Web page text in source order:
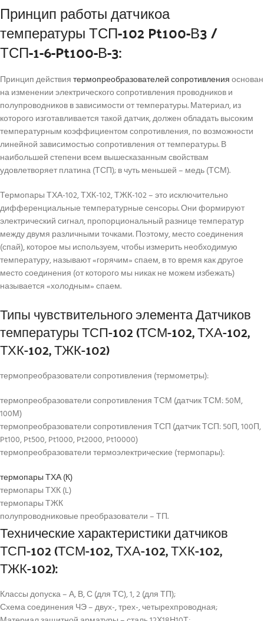
Принцип работы датчикоа
температуры ТСП-102 Pt100-В3 /
ТСП-1-6-Pt100-В-3:
Принцип действиятермопреобразователей сопротивленияоснован
на изменении электрического сопротивления проводников и
полупроводников в зависимости от температуры. Материал, из
которого изготавливается такой датчик, должен обладать высоким
температурным коэффициентом сопротивления, по возможности
линейной зависимостью сопротивления от температуры. В
наибольшей степени всем вышесказанным свойствам
удовлетворяет платина (ТСП); в чуть меньшей – медь (ТСМ).
Термопары ТХА-102, ТХК-102, ТЖК-102 – это исключительно
дифференциальные температурные сенсоры. Они формируют
электрический сигнал, пропорциональный разнице температур
между двумя различными точками. Поэтому, место соединения
(спай), которое мы используем, чтобы измерить необходимую
температуру, называют «горячим» спаем, в то время как другое
место соединения (от которого мы никак не можем избежать)
называется «холодным» спаем.
Типы чувствительного элемента Датчиков
температуры ТСП-102 (ТСМ-102, ТХА-102,
ТХК-102, ТЖК-102)
термопреобразователи сопротивления (термометры):
термопреобразователи сопротивления ТСМ (датчик ТСМ: 50М,
100М)
термопреобразователи сопротивления ТСП (датчик ТСП: 50П, 100П,
Pt100, Pt500, Pt1000, Pt2000, Pt10000)
термопреобразователи термоэлектрические (термопары):
термопары ТХА (К)
термопары ТХК (L)
термопары ТЖК
полупроводниковые преобразователи – ТП.
Технические характеристики датчиков
ТСП-102 (ТСМ-102, ТХА-102, ТХК-102,
ТЖК-102):
Классы допуска – А, В, С (для ТС), 1, 2 (для ТП);
Схема соединения ЧЭ – двух-, трех-, четырехпроводная;